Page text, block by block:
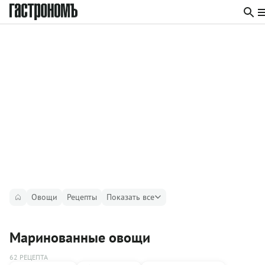
Овощи Рецепты Показать все
Маринованные овощи
62 РЕЦЕПТА